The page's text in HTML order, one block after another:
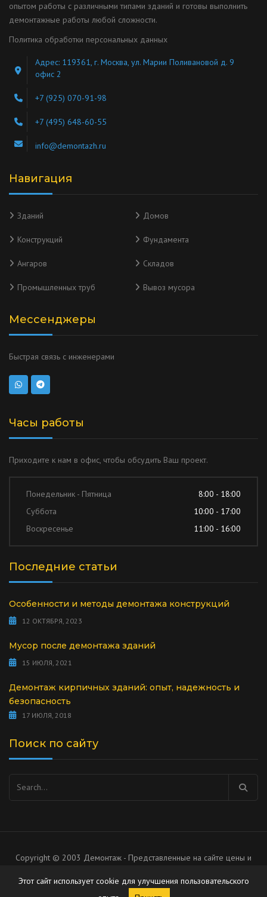
опытом работы с различными типами зданий и готовы выполнить
демонтажные работы любой сложности.
Политика обработки персональных данных
Адрес: 119361, г. Москва, ул. Марии Поливановой д. 9
офис 2
+7 (925) 070-91-98
+7 (495) 648-60-55
info@demontazh.ru
Навигация
Зданий Домов
Конструкций Фундамента
Ангаров Складов
Промышленных труб Вывоз мусора
Мессенджеры
Быстрая связь с инженерами
Часы работы
Приходите к нам в офис, чтобы обсудить Ваш проект.
Понедельник - Пятница
8:00 - 18:00
Суббота
10:00 - 17:00
Воскресенье
11:00 - 16:00
Последние статьи
Особенности и методы демонтажа конструкций
12 ОКТЯБРЯ, 2023
Мусор после демонтажа зданий
15 ИЮЛЯ, 2021
Демонтаж кирпичных зданий: опыт, надежность и
безопасность
17 ИЮЛЯ, 2018
Поиск по сайту
Copyright © 2003 Демонтаж - Представленные на сайте цены и
публичной офертой.
Этот сайт использует cookie для улучшения пользовательского